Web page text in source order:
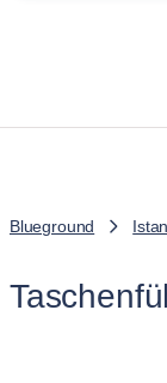
Blueground